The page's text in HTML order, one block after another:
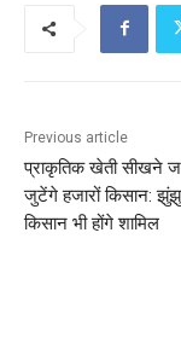
Previous article
प्राकृतिक खेती सीखने
जुटेंगे हजारों किसान:
किसान भी होंगे शामिल